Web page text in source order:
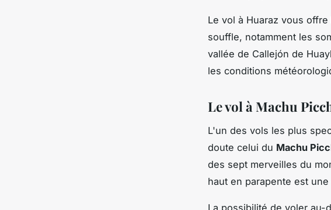
Le vol à Huaraz vous
souffle, notamment les
vallée de Callejón de
les conditions
Le vol à Machu
L'un des vols les plus
doute celui du Machu
des sept merveilles du
haut en parapente est
La possibilité de voler au-